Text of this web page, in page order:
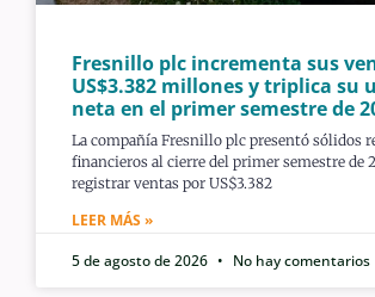
Fresnillo plc incrementa sus
US$3.382 millones y triplica su
neta en el primer semestre de
La compañía Fresnillo plc presentó sólidos
financieros al cierre del primer semestre de
registrar ventas por US$3.382
LEER MÁS »
5 de agosto de 2026
No hay comentarios